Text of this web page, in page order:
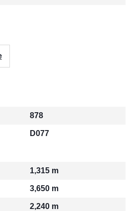
878
D077
1,315 m
3,650 m
2,240 m